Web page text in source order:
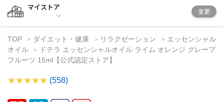
マイストア
変更
TOP ダイエット・健康 リラクゼーション
エッセンシャル
オイル
ドテラ エッセンシャルオイル ライム オレンジ グレープ
フルーツ 15ml【公式認定ストア】
(558)